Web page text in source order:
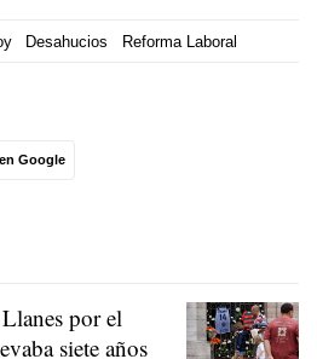
Desahucios Reforma Laboral
Google
por el
siete años